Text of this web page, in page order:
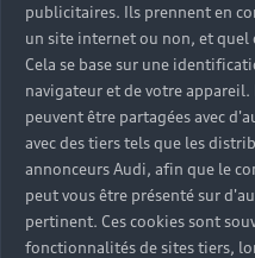
publicitaires. Ils prennent en
un site internet ou non, et quel
Cela se base sur une
navigateur et de votre
peuvent être partagées avec
avec des tiers tels que les
annonceurs Audi, afin que le
peut vous être présenté sur
pertinent. Ces cookies sont
fonctionnalités de sites tiers,